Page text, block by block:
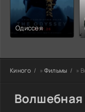
Одиссея
Киного » Фильмы »
Волшебная